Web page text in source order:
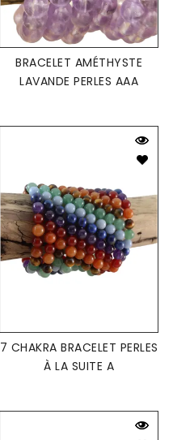
BRACELET AMÉTHYSTE
LAVANDE PERLES AAA
7 CHAKRA BRACELET PERLES
À LA SUITE A